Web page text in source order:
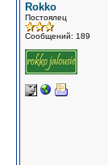
Rokko
Постоялец
Сообщений: 189